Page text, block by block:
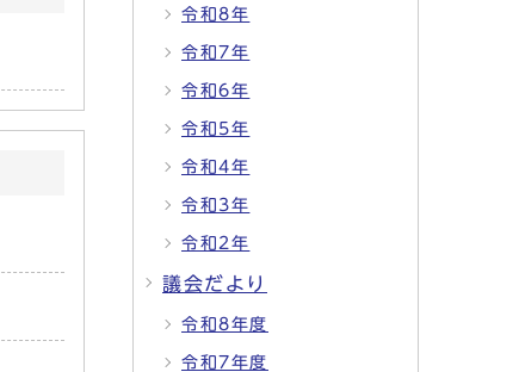
令和8年
令和7年
令和6年
令和5年
令和4年
令和3年
令和2年
議会だより
令和8年度
令和7年度